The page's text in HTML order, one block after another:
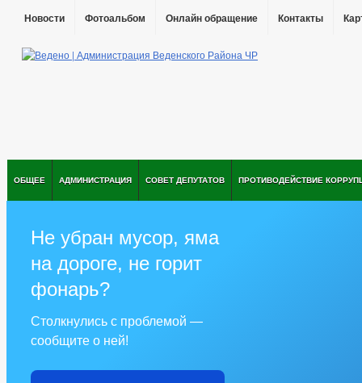
Новости Фотоальбом Онлайн обращение Контакты
ОБЩЕЕ АДМИНИСТРАЦИЯ СОВЕТ ДЕПУТАТОВ ПРОТИВОДЕЙСТВИЕ
Не убран мусор, яма
на дороге, не горит
фонарь?
Столкнулись с проблемой —
сообщите о ней!